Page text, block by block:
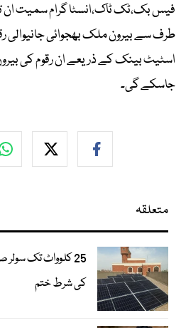
فیس بک،ٹک ٹاک،انسٹا گرام سمیت ان
طرف سے بیرون ملک بھجوائی جانیوالی
اسٹیٹ بینک کے ذریعے ان رقوم کی
جاسکے گی۔
متعلقہ
25 کلوواٹ تک
کی شرط ختم